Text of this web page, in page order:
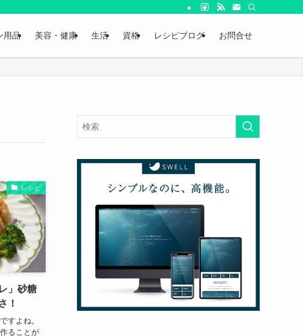
用品 美容・健康 生活 資格 レシピブログ お問合せ
レシピ
」砂糖
！
すよね。
ることが